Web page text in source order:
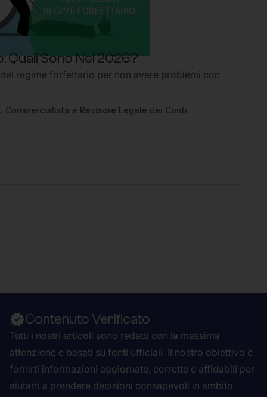
Sono Nel 2026?
regime forfettario per non avere problemi con
Commercialista e Revisore Legale dei Conti
Contenuto Verificato
Tutti i nostri articoli sono redatti con la massima
attenzione e basati su fonti ufficiali. Il nostro obiettivo è
fornirti informazioni aggiornate, corrette e affidabili per
aiutarti a prendere decisioni consapevoli in ambito